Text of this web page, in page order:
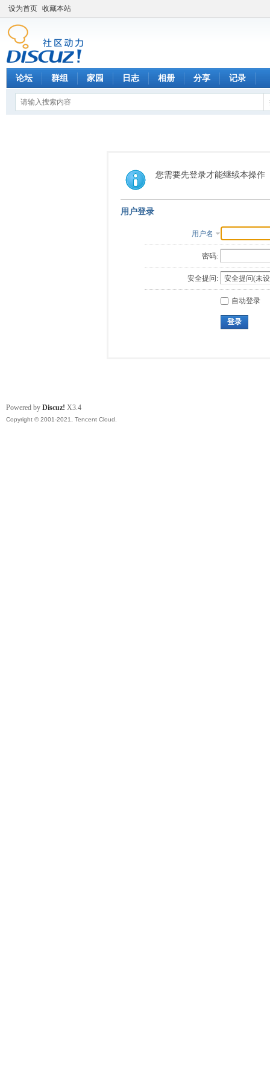
设为首页 收藏本站
论坛 群组 家园 日志 相册 分享 记录
您需要先登录才能继续本操作
用户登录
用户名
密码:
安全提问:
自动登录
登录
Powered by Discuz! X3.4
Copyright © 2001-2021, Tencent Cloud.